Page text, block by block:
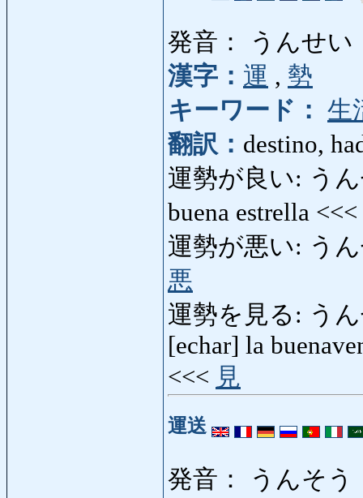
発音： うんせい
漢字： 運 , 勢
キーワード： 生
翻訳： destino,
運勢が良い: う
buena estrella <<<
運勢が悪い: うん
悪
運勢を見る: うん
[echar] la
<<< 見
運送
発音： うんそう